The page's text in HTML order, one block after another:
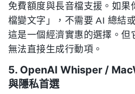
免費額度與長音檔支援。如果
檔變文字」，不需要 AI 總結
這是一個經濟實惠的選擇。但
無法直接生成行動項。
5. OpenAI Whisper /
與隱私首選